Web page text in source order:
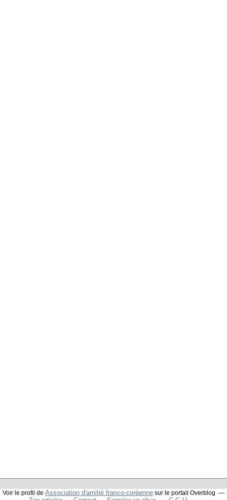
Voir le profil de Association d'amitié franco-coréenne sur le portail Overblog